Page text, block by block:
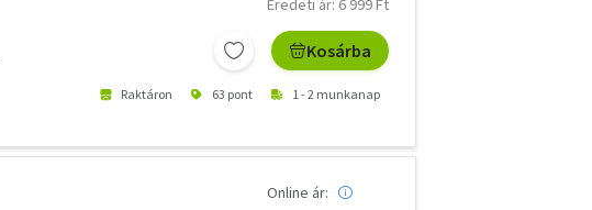
Eredeti ár: 6 999 Ft
Kosárba
Raktáron 63 pont 1 - 2 munkanap
Online ár: